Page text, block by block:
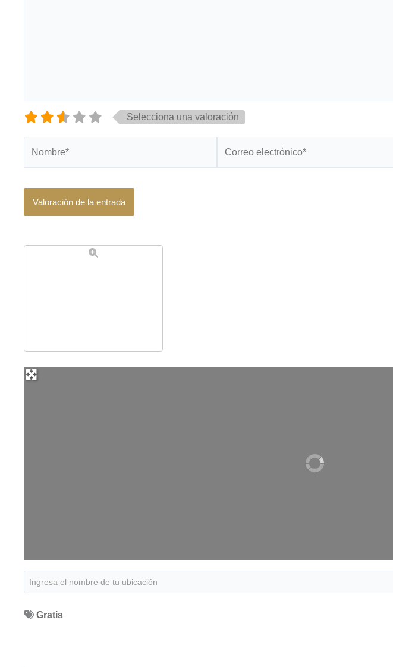
Selecciona una valoración
electrónico*
Gratis